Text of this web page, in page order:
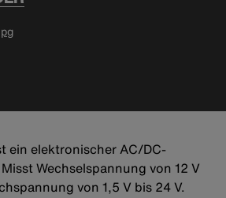
ein elektronischer AC/DC-
Wechselspannung von 12 V
von 1,5 V bis 24 V.